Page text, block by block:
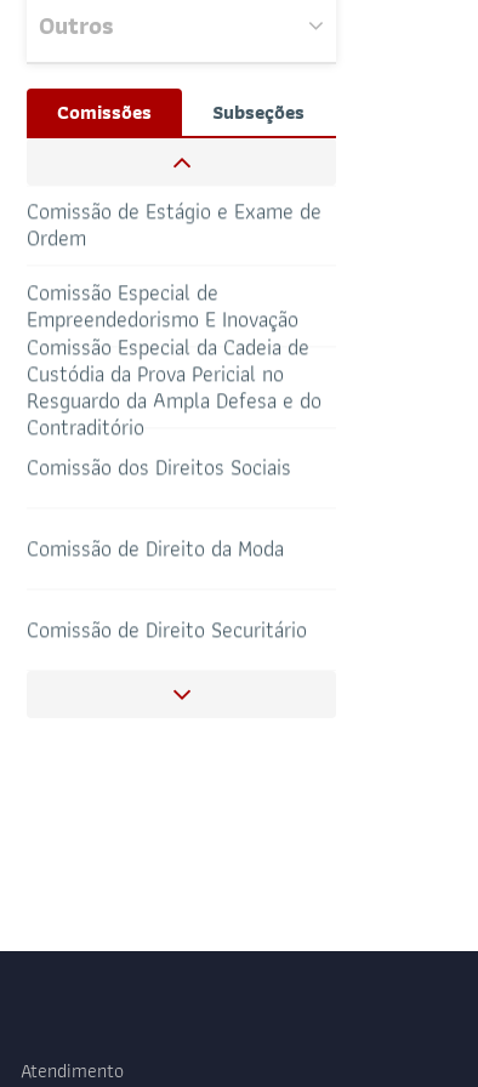
Nenhum evento
próximo encontrado.
Josué Henrique,
/ Whatsapp (32172100)
RESPONSÁVEIS
69 3217-2099
TELEFONE
sti@oab-ro.org.br
E-MAIL
Todos os setores
Outros
TRIBUNAL DE
ÉTICA
CANAL
PRERROGATIVAS
HOTEL DE
TRÂNSITO CLUBE DA OAB
CORONAVIRUS AO ADVOGADO
Comissões Subseções
Comissão de Meio Ambiente
Comissão de Direito de Trânsito e
Comissão de Estágio e Exame de
Ordem
Comissão Especial de
Empreendedorismo E Inovação
Comissão Especial da Cadeia de
Custódia da Prova Pericial no
Resguardo da Ampla Defesa e do
Contraditório
Comissão dos Direitos Sociais
Comissão de Direito da Moda
Comissão de Direito Securitário
Comissão de Direito Bancário
Comissão da Jovem Advocacia
Atendimento